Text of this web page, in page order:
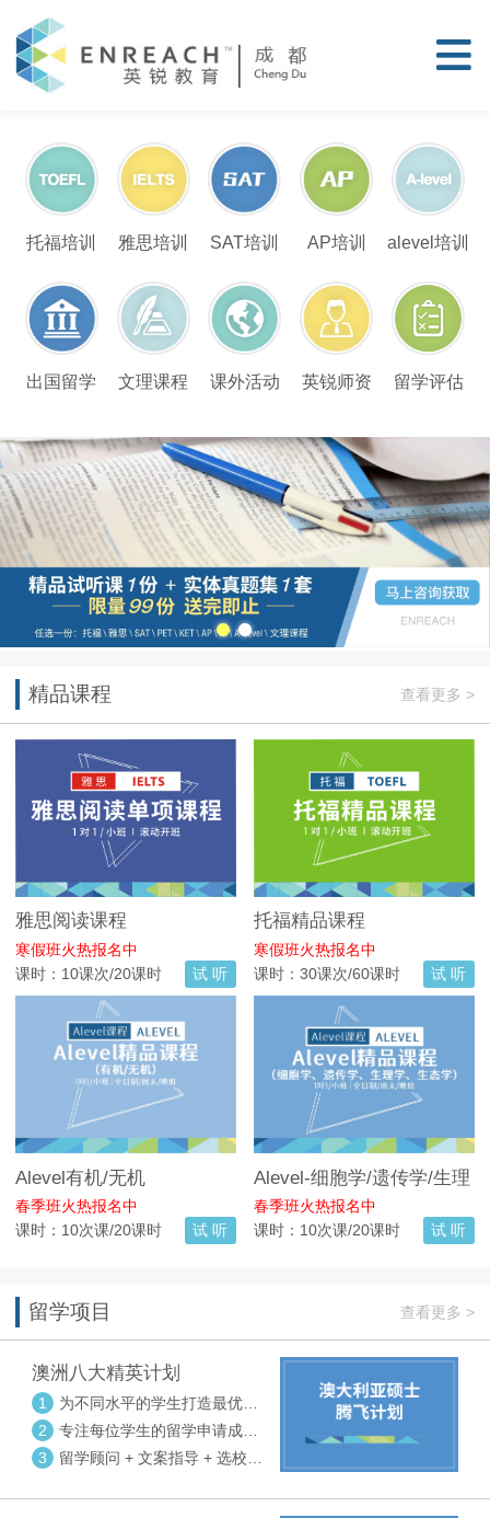
托福培训 雅思培训 SAT培训 AP培训 alevel培训
出国留学 文理课程 课外活动 英锐师资 留学评估
精品课程 查看更多 >
雅思阅读课程
寒假班火热报名中
课时：10课次/20课时
试 听
托福精品课程
寒假班火热报名中
课时：30课次/60课时
试 听
Alevel有机/无机
春季班火热报名中
课时：10次课/20课时
试 听
Alevel-细胞学/遗传学/生理
学/生态学
春季班火热报名中
课时：10次课/20课时
试 听
留学项目 查看更多 >
澳洲八大精英计划
1
为不同水平的学生打造最优选
校方案
2
专注每位学生的留学申请成功
率
3
留学顾问 + 文案指导 + 选校申